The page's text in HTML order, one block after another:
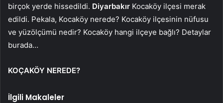
birçok yerde hissedildi. Diyarbakır Kocaköy ilçesi merak
edildi. Pekala, Kocaköy nerede? Kocaköy ilçesinin nüfusu
ve yüzölçümü nedir? Kocaköy hangi ilçeye bağlı? Detaylar
burada…
KOÇAKÖY NEREDE?
İlgili Makaleler